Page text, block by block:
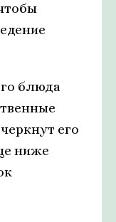
блюда
его
ниже